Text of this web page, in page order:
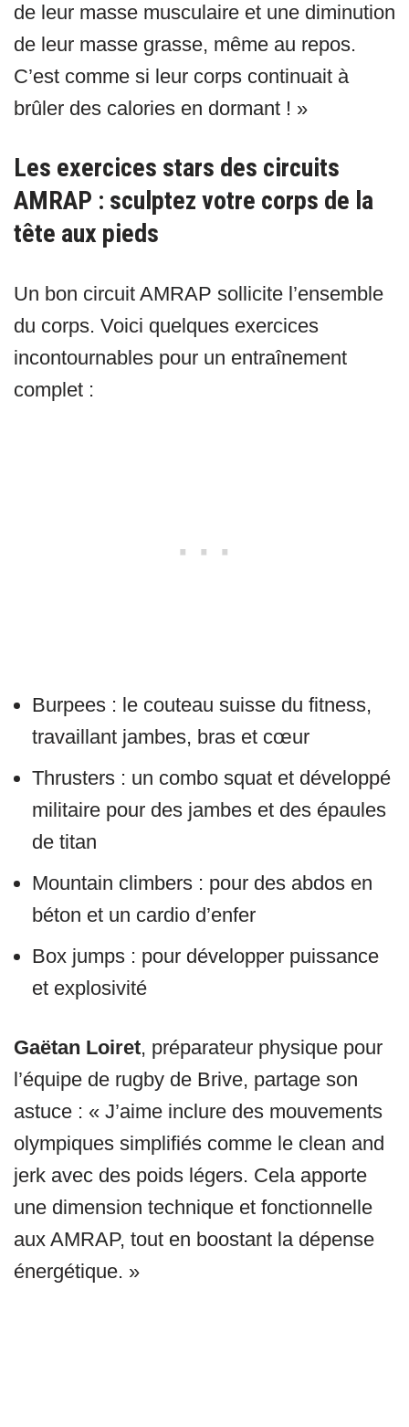
de leur masse musculaire et une diminution
de leur masse grasse, même au repos.
C’est comme si leur corps continuait à
brûler des calories en dormant ! »
Les exercices stars des circuits
AMRAP : sculptez votre corps de la
tête aux pieds
Un bon circuit AMRAP sollicite l’ensemble
du corps. Voici quelques exercices
incontournables pour un entraînement
complet :
Burpees : le couteau suisse du fitness,
travaillant jambes, bras et cœur
Thrusters : un combo squat et développé
militaire pour des jambes et des épaules
de titan
Mountain climbers : pour des abdos en
béton et un cardio d’enfer
Box jumps : pour développer puissance
et explosivité
Gaëtan Loiret, préparateur physique pour
l’équipe de rugby de Brive, partage son
astuce : « J’aime inclure des mouvements
olympiques simplifiés comme le clean and
jerk avec des poids légers. Cela apporte
une dimension technique et fonctionnelle
aux AMRAP, tout en boostant la dépense
énergétique. »